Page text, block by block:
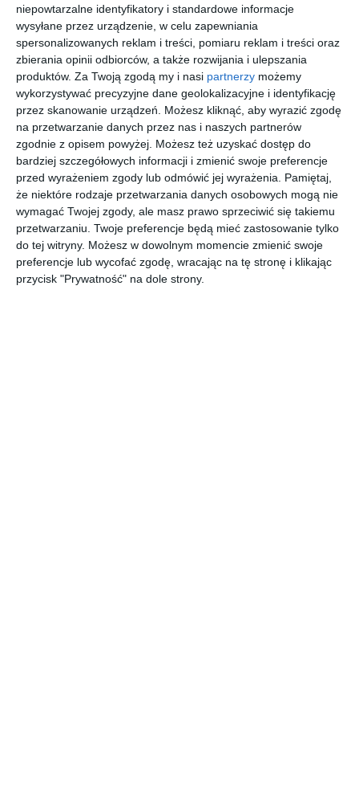
niepowtarzalne identyfikatory i standardowe informacje
wysyłane przez urządzenie, w celu zapewniania
spersonalizowanych reklam i treści, pomiaru reklam i treści oraz
zbierania opinii odbiorców, a także rozwijania i ulepszania
produktów. Za Twoją zgodą my i nasi partnerzy możemy
wykorzystywać precyzyjne dane geolokalizacyjne i identyfikację
przez skanowanie urządzeń. Możesz kliknąć, aby wyrazić zgodę
na przetwarzanie danych przez nas i naszych partnerów
zgodnie z opisem powyżej. Możesz też uzyskać dostęp do
bardziej szczegółowych informacji i zmienić swoje preferencje
przed wyrażeniem zgody lub odmówić jej wyrażenia.
Pamiętaj,
że niektóre rodzaje przetwarzania danych osobowych mogą nie
wymagać Twojej zgody, ale masz prawo sprzeciwić się takiemu
przetwarzaniu. Twoje preferencje będą mieć zastosowanie tylko
do tej witryny. Możesz w dowolnym momencie zmienić swoje
preferencje lub wycofać zgodę, wracając na tę stronę i klikając
przycisk "Prywatność" na dole strony.
INSPIRACJA
Kuchnia z
pomarańczowym
motywem